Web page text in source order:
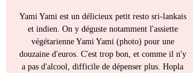
Yami Yami est un délicieux petit resto sri-lankais
et indien. On y déguste notamment l'assiette
végétarienne Yami Yami (photo) pour une
douzaine d'euros. C'est trop bon, et comme il n'y
a pas d'alcool, difficile de dépenser plus. Hopla